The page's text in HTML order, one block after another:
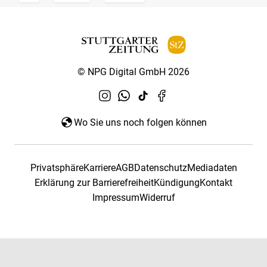
© NPG Digital GmbH 2026
Wo Sie uns noch folgen können
PrivatsphäreKarriereAGBDatenschutzMediadaten
Erklärung zur BarrierefreiheitKündigungKontakt
ImpressumWiderruf